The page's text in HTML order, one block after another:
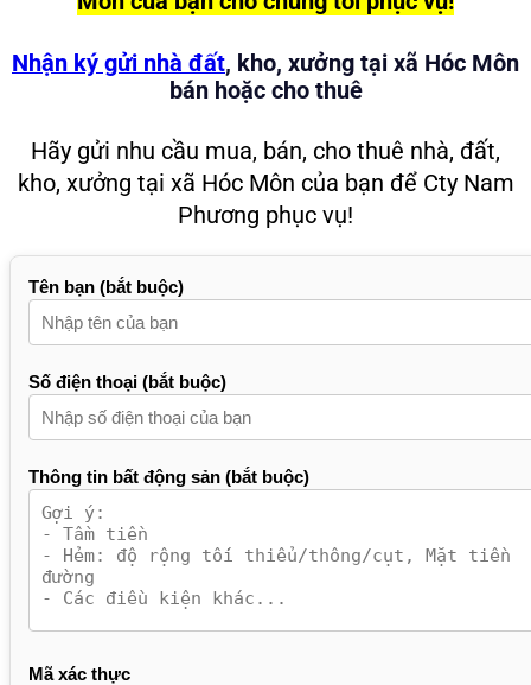
Nhận ký gửi nhà đất, kho, xưởng tại xã Hóc Môn
bán hoặc cho thuê
Hãy gửi nhu cầu mua, bán, cho thuê nhà, đất,
kho, xưởng tại xã Hóc Môn của bạn để Cty Nam
Phương phục vụ!
Tên bạn (bắt buộc)
Số điện thoại (bắt buộc)
Thông tin bất động sản (bắt buộc)
Mã xác thực